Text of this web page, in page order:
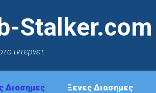
Stalker.com
ιντερνετ
Διασημες Ξενες Διασημες